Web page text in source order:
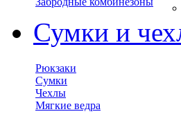
Сумки и
Рюкзаки
Сумки
Чехлы
Мягкие ведра